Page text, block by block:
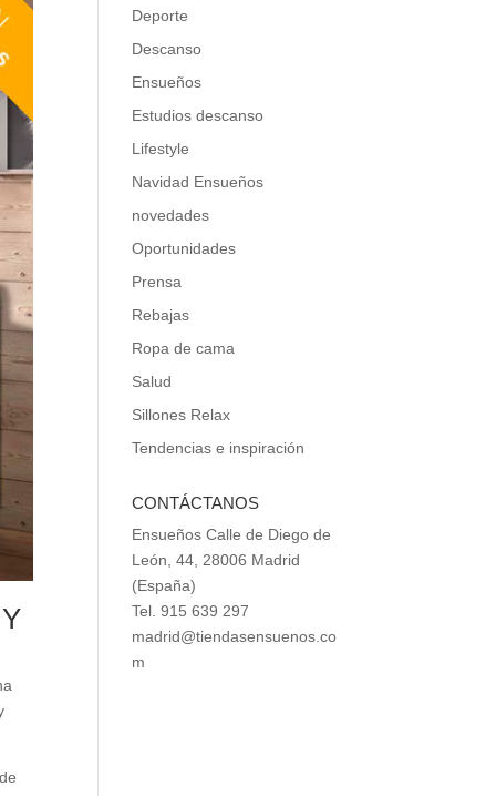
Deporte
Descanso
Ensueños
Estudios descanso
Lifestyle
Navidad Ensueños
novedades
Oportunidades
Prensa
Rebajas
Ropa de cama
Salud
Sillones Relax
Tendencias e inspiración
CONTÁCTANOS
Ensueños Calle de Diego de
León, 44, 28006 Madrid
(España)
Tel. 915 639 297
madrid@tiendasensuenos.co
m